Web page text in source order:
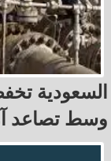
السعودية
وسط تصاعد